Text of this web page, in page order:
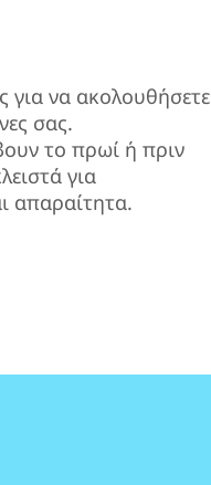
να ακολουθήσετε
σας.
το πρωί ή πριν
για
απαραίτητα.